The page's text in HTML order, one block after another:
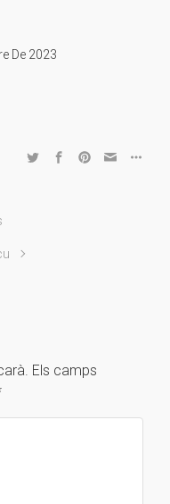
De 2023
Els camps